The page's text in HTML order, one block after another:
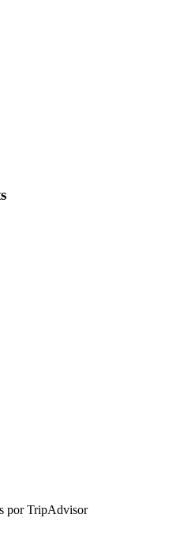
por TripAdvisor